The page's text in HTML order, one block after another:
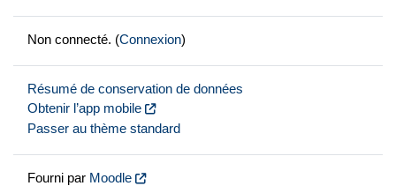
Non connecté. (Connexion)
Résumé de conservation de données
Obtenir l’app mobile
Passer au thème standard
Fourni par Moodle